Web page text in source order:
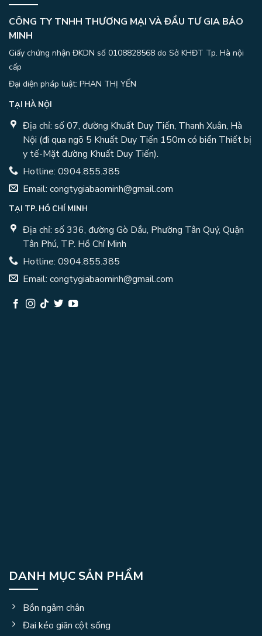
CÔNG TY TNHH THƯƠNG MẠI VÀ ĐẦU TƯ GIA BẢO
MINH
Giấy chứng nhận ĐKDN số 0108828568 do Sở KHĐT Tp. Hà nội
cấp
Đại diện pháp luật: PHAN THỊ YẾN
TẠI HÀ NỘI
Địa chỉ: số 07, đường Khuất Duy Tiến, Thanh Xuân, Hà
Nội (đi qua ngõ 5 Khuất Duy Tiến 150m có biển Thiết bị
y tế-Mặt đường Khuất Duy Tiến).
Hotline: 0904.855.385
Email: congtygiabaominh@gmail.com
TẠI TP. HỒ CHÍ MINH
Địa chỉ: số 336, đường Gò Dầu, Phường Tân Quý, Quận
Tân Phú, TP. Hồ Chí Minh
Hotline: 0904.855.385
Email: congtygiabaominh@gmail.com
DANH MỤC SẢN PHẨM
Bồn ngâm chân
Đai kéo giãn cột sống